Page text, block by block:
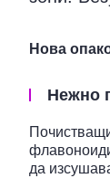
Нова
Нежно
да